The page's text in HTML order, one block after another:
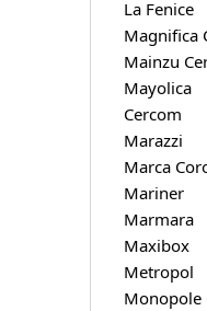
La Fenice
Magnifica
Mainzu
Mayolica
Cercom
Marazzi
Marca
Mariner
Marmara
Maxibox
Metropol
Monopole